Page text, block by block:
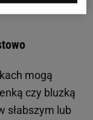
mogą
czy bluzką
słabszym lub